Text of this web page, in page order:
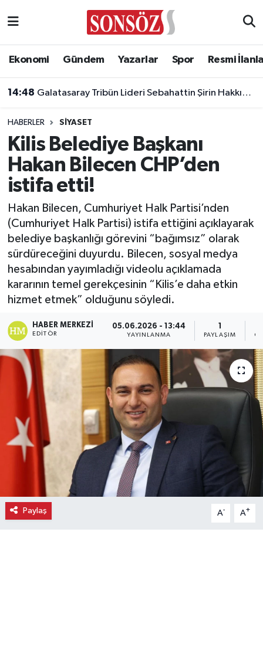
Ekonomi Gündem Yazarlar Spor Resmi
14:48 Galatasaray Tribün Lideri Sebahattin Şirin Hakkında Gözaltı Kararı
HABERLER SIYASET
Kilis Belediye Başkanı
Hakan Bilecen CHP’den
istifa etti!
Hakan Bilecen, Cumhuriyet Halk Partisi’nden
(Cumhuriyet Halk Partisi) istifa ettiğini açıklayarak
belediye başkanlığı görevini “bağımsız” olarak
sürdüreceğini duyurdu. Bilecen, sosyal medya
hesabından yayımladığı videolu açıklamada
kararının temel gerekçesinin “Kilis’e daha etkin
hizmet etmek” olduğunu söyledi.
HABER MERKEZI
EDITÖR
05.06.2026 - 13:44
YAYINLANMA PAYLAŞIM
Paylaş A- A+
Asayiş
Biyografi
Çevre
Diğer
Dünya
Eğitim
Ekonomi
Gündem
Gurme
Haber
İlçe Haberleri
Keşfet
Kültür & Sanat
Ankara Nöbetçi Eczaneler
Ankara Trafik Yoğunluk Haritası
Süper Lig Puan Durumu ve Fikstür
Tüm Manşetler
Son Dakika Haberleri
Haber Arşivi